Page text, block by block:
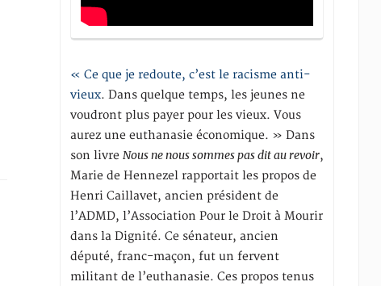
« Ce que je redoute, c’est le racisme anti-
vieux. Dans quelque temps, les jeunes ne
voudront plus payer pour les vieux. Vous
aurez une euthanasie économique. » Dans
son livreNous ne nous sommes pas dit au revoir,
Marie de Hennezel rapportait les propos de
Henri Caillavet, ancien président de
l’ADMD, l’Association Pour le Droit à Mourir
dans la Dignité. Ce sénateur, ancien
député, franc-maçon, fut un fervent
militant de l’euthanasie. Ces propos tenus